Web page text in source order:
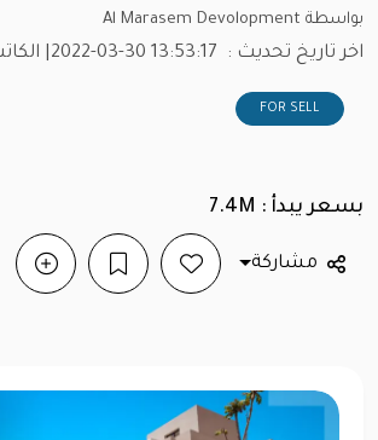
بواسطة Al Marasem Devolopment
اخر تاريخ تحديث : 2022-03-30 13:53:17
|
FOR SELL
بسعر يبدأ : 7.4M
مشاركة